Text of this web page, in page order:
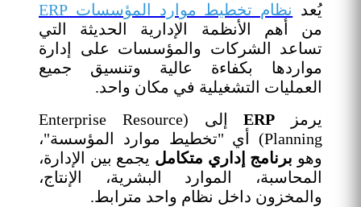
يُعد نظام تخطيط موارد المؤسسات ERP
من أهم الأنظمة الإدارية الحديثة التي
تساعد الشركات والمؤسسات على إدارة
مواردها بكفاءة عالية وتنسيق جميع
العمليات التشغيلية في مكان واحد.
يرمز ERP
إلى (Enterprise Resource
Planning) أي "تخطيط موارد المؤسسة"،
وهو برنامج إداري متكامل يجمع بين الإدارة،
المحاسبة، الموارد البشرية، الإنتاج،
والمخزون داخل نظام واحد مترابط.